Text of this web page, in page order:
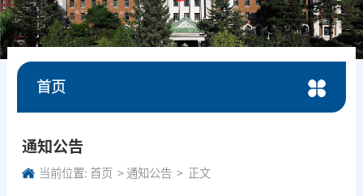
首页
通知公告
当前位置: 首页 通知公告 正文